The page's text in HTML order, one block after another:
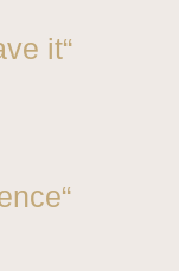
it“